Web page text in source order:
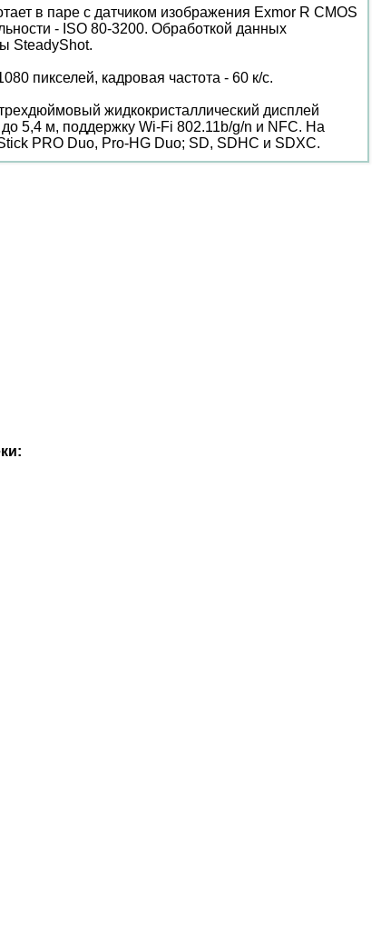
в паре с датчиком изображения Exmor R CMOS
- ISO 80-3200. Обработкой данных
SteadyShot.
пикселей, кадровая частота - 60 к/с.
жидкокристаллический дисплей
5,4 м, поддержку Wi-Fi 802.11b/g/n и NFC. На
PRO Duo, Pro-HG Duo; SD, SDHC и SDXC.